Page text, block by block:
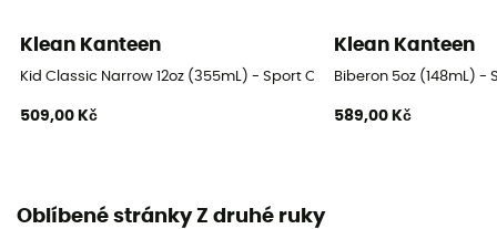
Klean Kanteen
Kid Classic Narrow 12oz (355mL) - Sport Cap - Láhev
509,00 Kč
Klean Kanteen
Biberon 5oz (148mL) -
589,00 Kč
Oblíbené stránky Z druhé ruky